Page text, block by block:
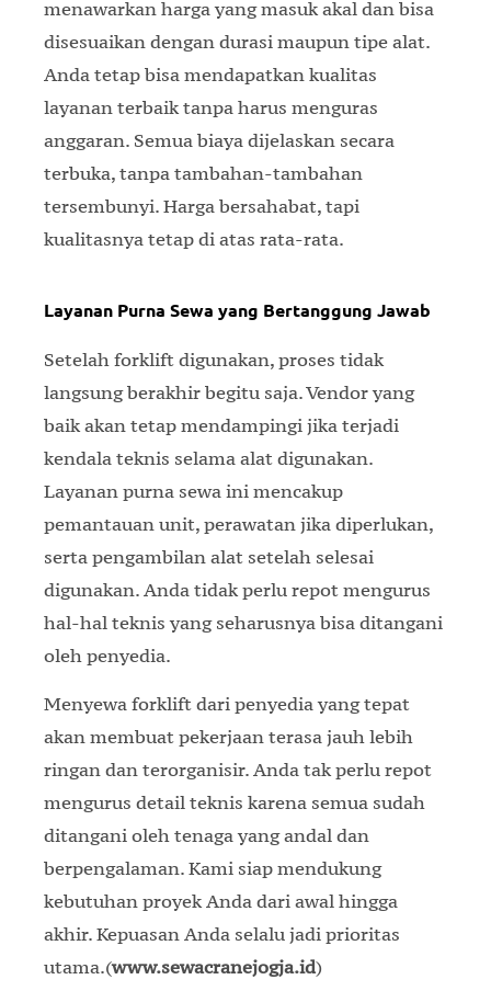
menawarkan harga yang masuk akal dan bisa
disesuaikan dengan durasi maupun tipe alat.
Anda tetap bisa mendapatkan kualitas
layanan terbaik tanpa harus menguras
anggaran. Semua biaya dijelaskan secara
terbuka, tanpa tambahan-tambahan
tersembunyi. Harga bersahabat, tapi
kualitasnya tetap di atas rata-rata.
Layanan Purna Sewa yang Bertanggung Jawab
Setelah forklift digunakan, proses tidak
langsung berakhir begitu saja. Vendor yang
baik akan tetap mendampingi jika terjadi
kendala teknis selama alat digunakan.
Layanan purna sewa ini mencakup
pemantauan unit, perawatan jika diperlukan,
serta pengambilan alat setelah selesai
digunakan. Anda tidak perlu repot mengurus
hal-hal teknis yang seharusnya bisa ditangani
oleh penyedia.
Menyewa forklift dari penyedia yang tepat
akan membuat pekerjaan terasa jauh lebih
ringan dan terorganisir. Anda tak perlu repot
mengurus detail teknis karena semua sudah
ditangani oleh tenaga yang andal dan
berpengalaman. Kami siap mendukung
kebutuhan proyek Anda dari awal hingga
akhir. Kepuasan Anda selalu jadi prioritas
utama.(www.sewacranejogja.id)